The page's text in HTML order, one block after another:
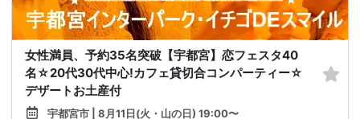
女性満員、予約35名突破【宇都宮】恋フェスタ40
名☆20代30代中心!カフェ貸切合コンパーティー☆
デザートお土産付
宇都宮市 | 8月11日(火・山の日) 19:00〜